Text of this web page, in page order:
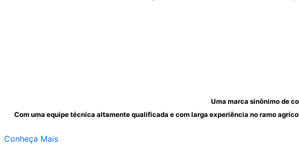
Uma marca sinônimo de
Com uma equipe técnica altamente qualificada e com larga experiência no ramo
Conheça Mais